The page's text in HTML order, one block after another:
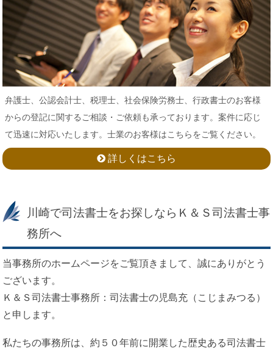
弁護士、公認会計士、税理士、社会保険労務士、行政書士のお客様
からの登記に関するご相談・ご依頼も承っております。案件に応じ
て迅速に対応いたします。士業のお客様はこちらをご覧ください。
詳しくはこちら
川崎で司法書士をお探しならＫ＆Ｓ司法書士事
務所へ
当事務所のホームページをご覧頂きまして、誠にありがとう
ございます。
Ｋ＆Ｓ司法書士事務所：司法書士の児島充（こじまみつる）
と申します。
私たちの事務所は、約５０年前に開業した歴史ある司法書士